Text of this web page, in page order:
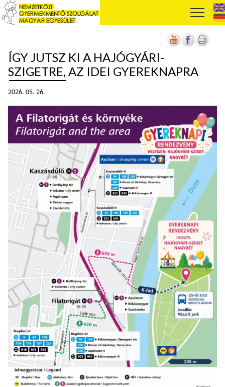
ÍGY JUTSZ KI A HAJÓGYÁRI-
SZIGETRE, AZ IDEI GYEREKNAPRA
2026. 05. 26.